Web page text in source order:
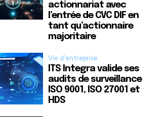
actionnariat avec
l’entrée de CVC DIF en
tant qu’actionnaire
majoritaire
Vie d'entreprise
ITS Integra valide ses
audits de surveillance
ISO 9001, ISO 27001 et
HDS